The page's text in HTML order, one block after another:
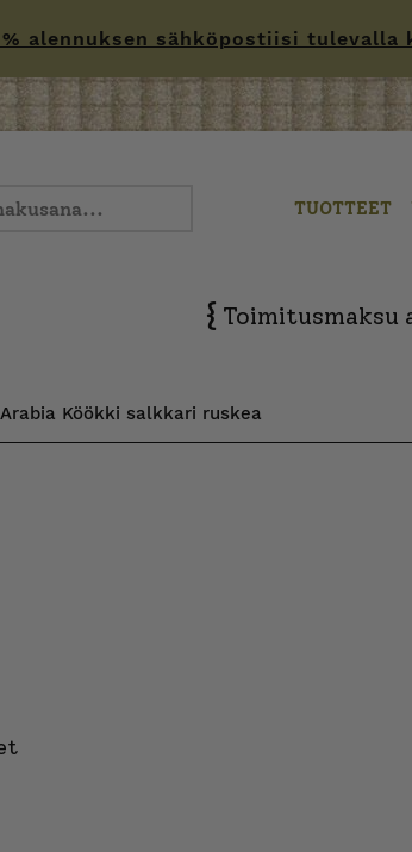
alennuksen sähköpostiisi
TUOTTEET
{ Toimitusmaksu
Arabia Köökki salkkari ruskea